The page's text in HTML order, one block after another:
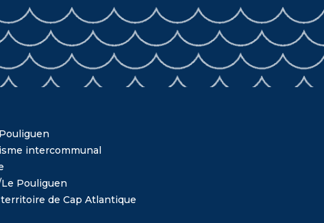
intercommunal
Pouliguen
de Cap Atlantique